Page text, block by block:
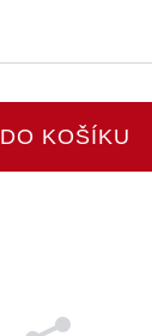
DO KOŠÍKU